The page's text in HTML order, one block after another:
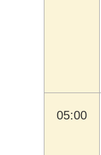
05:00